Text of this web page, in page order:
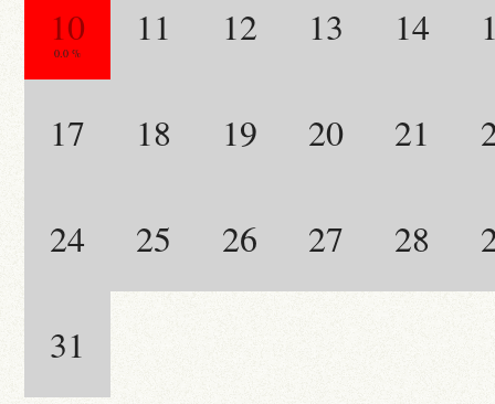
10
0.0 %
11 12 13 14
17 18 19 20 21
24 25 26 27 28
31